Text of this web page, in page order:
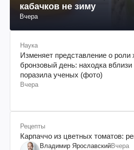
кабачков не зиму
Вчера
Наука
Изменяет представление о
бронзовый день: находка
поразила ученых (фото)
Вчера
Рецепты
Карпаччо из цветных томатов:
Владимир ЯрославскийВчера